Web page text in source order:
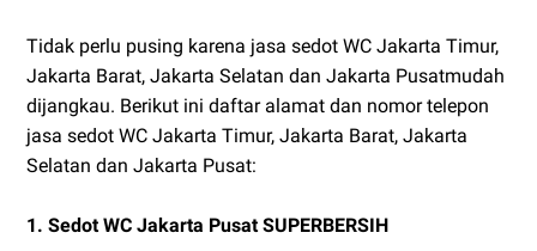
Tidak perlu pusing karena jasa sedot WC Jakarta Timur,
Jakarta Barat, Jakarta Selatan dan Jakarta Pusatmudah
dijangkau. Berikut ini daftar alamat dan nomor telepon
jasa sedot WC Jakarta Timur, Jakarta Barat, Jakarta
Selatan dan Jakarta Pusat:
1. Sedot WC Jakarta Pusat SUPERBERSIH